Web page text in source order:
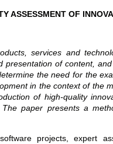
ASSESSMENT OF
services and
presentation of content,
the need for the
in the context of the
of high-quality
paper presents a
projects, expert